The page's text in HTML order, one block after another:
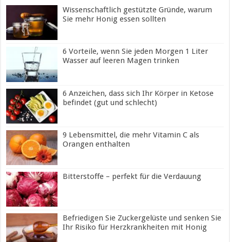
Wissenschaftlich gestützte Gründe, warum
Sie mehr Honig essen sollten
6 Vorteile, wenn Sie jeden Morgen 1 Liter
Wasser auf leeren Magen trinken
6 Anzeichen, dass sich Ihr Körper in Ketose
befindet (gut und schlecht)
9 Lebensmittel, die mehr Vitamin C als
Orangen enthalten
Bitterstoffe – perfekt für die Verdauung
Befriedigen Sie Zuckergelüste und senken Sie
Ihr Risiko für Herzkrankheiten mit Honig